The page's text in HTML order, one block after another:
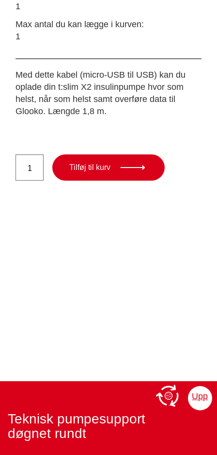
1
Max antal du kan lægge i kurven:
1
Med dette kabel (micro-USB til USB) kan du
oplade din t:slim X2 insulinpumpe hvor som
helst, når som helst samt overføre data til
Glooko. Længde 1,8 m.
t:slim
Tilføj til kurv
Teknisk pumpesupport
døgnet rundt
Upp